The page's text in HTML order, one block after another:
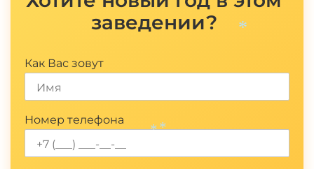
заведении?
Как Вас зовут
Номер телефона